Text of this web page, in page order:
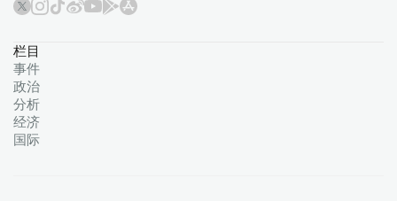
栏目
事件
政治
分析
经济
国际